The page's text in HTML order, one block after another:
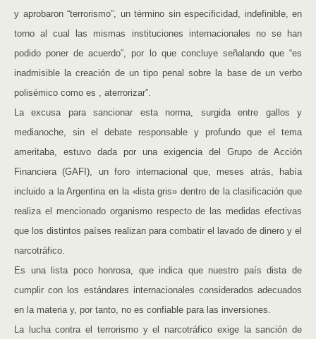
y aprobaron “terrorismo”, un término sin especificidad, indefinible, en
torno al cual las mismas instituciones internacionales no se han
podido poner de acuerdo”, por lo que concluye señalando que “es
inadmisible la creación de un tipo penal sobre la base de un verbo
polisémico como es , aterrorizar”.
La excusa para sancionar esta norma, surgida entre gallos y
medianoche, sin el debate responsable y profundo que el tema
ameritaba, estuvo dada por una exigencia del Grupo de Acción
Financiera (GAFI), un foro internacional que, meses atrás, había
incluido a la Argentina en la «lista gris» dentro de la clasificación que
realiza el mencionado organismo respecto de las medidas efectivas
que los distintos países realizan para combatir el lavado de dinero y el
narcotráfico.
Es una lista poco honrosa, que indica que nuestro país dista de
cumplir con los estándares internacionales considerados adecuados
en la materia y, por tanto, no es confiable para las inversiones.
La lucha contra el terrorismo y el narcotráfico exige la sanción de